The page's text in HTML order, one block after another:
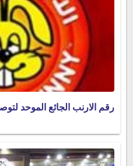
رقم الارنب الجائع الموحد